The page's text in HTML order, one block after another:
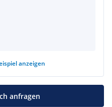
anzeigen
anfragen